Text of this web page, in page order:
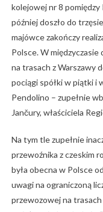
kolejowej nr 8 pomiędzy
później doszło do
majówce zakończy
Polsce. W międzyczasie
na trasach z Warszawy
pociągi spółki w piątki i
Pendolino – zupełnie
Jančury, właściciela
Na tym tle zupełnie
przewoźnika z czeskim
była obecna w Polsce
uwagi na ograniczoną
przewozowej na